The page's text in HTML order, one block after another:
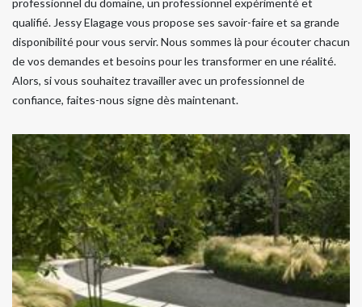
professionnel du domaine, un professionnel expérimenté et
qualifié. Jessy Elagage vous propose ses savoir-faire et sa grande
disponibilité pour vous servir. Nous sommes là pour écouter chacun
de vos demandes et besoins pour les transformer en une réalité.
Alors, si vous souhaitez travailler avec un professionnel de
confiance, faites-nous signe dès maintenant.